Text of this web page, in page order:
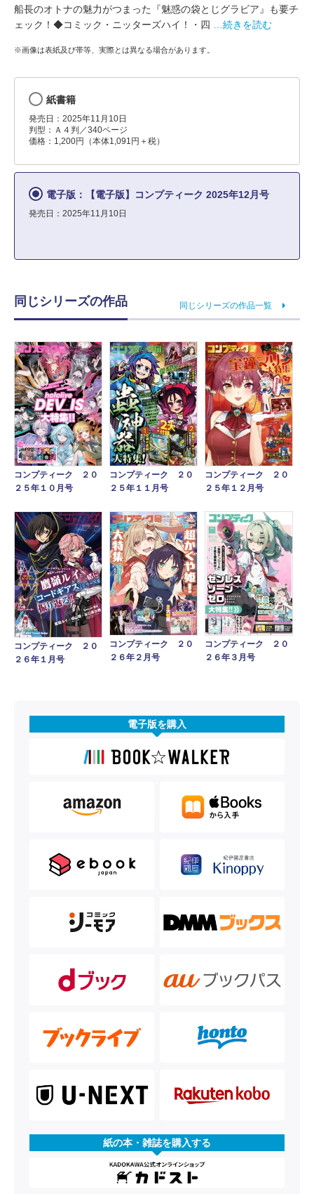
船長のオトナの魅力がつまった『魅惑の袋とじグラビア』も要チ
ェック！◆コミック・ニッターズハイ！・四
…続きを読む
※画像は表紙及び帯等、実際とは異なる場合があります。
紙書籍
発売日：2025年11月10日
判型：Ａ４判／340ページ
価格：1,200円（本体1,091円＋税）
電子版：【電子版】コンプティーク 2025年12月号
発売日：2025年11月10日
同じシリーズの作品 同じシリーズの作品一覧
コンプティーク ２０
２５年１０月号
コンプティーク ２０
２５年１１月号
コンプティーク ２０
２５年１２月号
コンプティーク ２０
２６年１月号
コンプティーク ２０
２６年２月号
コンプティーク ２０
２６年３月号
電子版を購入
紙の本・雑誌を購入する